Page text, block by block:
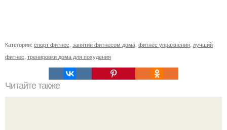
Категории: спорт фитнес занятия фитнесом дома фитнес упражнения лучший
фитнес тренировки дома для похудения
Читайте также